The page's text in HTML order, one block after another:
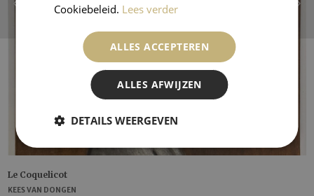
Le Coquelicot
KEES VAN DONGEN
Cookiebeleid. Lees verder
ALLES ACCEPTEREN
ALLES AFWIJZEN
DETAILS WEERGEVEN